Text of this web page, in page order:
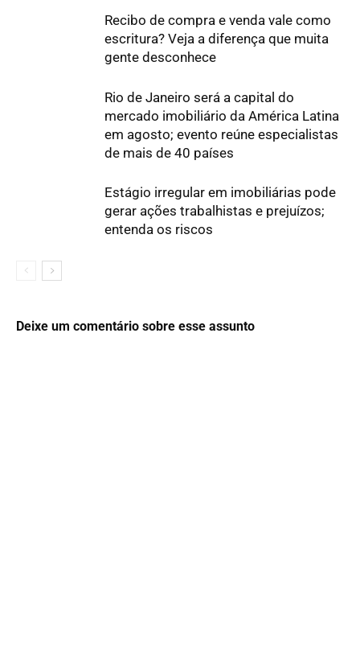
Recibo de compra e venda vale como
escritura? Veja a diferença que muita
gente desconhece
Rio de Janeiro será a capital do
mercado imobiliário da América Latina
em agosto; evento reúne especialistas
de mais de 40 países
Estágio irregular em imobiliárias pode
gerar ações trabalhistas e prejuízos;
entenda os riscos
Deixe um comentário sobre esse assunto